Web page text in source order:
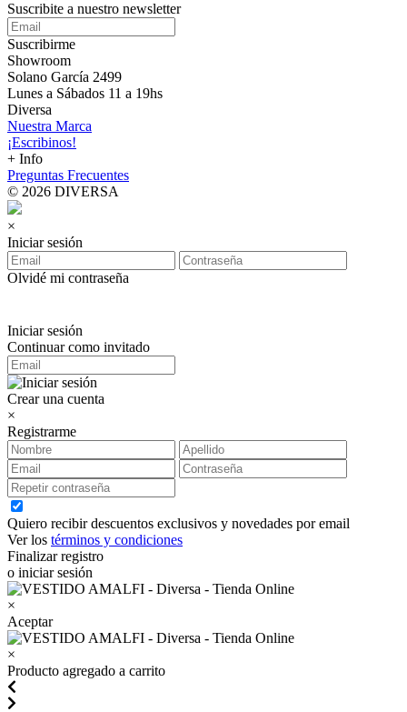
Suscribite a nuestro newsletter
Suscribirme
Showroom
Solano García 2499
Lunes a Sábados 11 a 19hs
Diversa
Nuestra Marca
¡Escribinos!
+ Info
Preguntas Frecuentes
© 2026 DIVERSA
×
Iniciar sesión
Olvidé mi contraseña
Iniciar sesión
Continuar como invitado
Crear una cuenta
×
Registrarme
Quiero recibir descuentos exclusivos y novedades por email
Ver los términos y condiciones
Finalizar registro
o iniciar sesión
×
Aceptar
×
Producto agregado a carrito